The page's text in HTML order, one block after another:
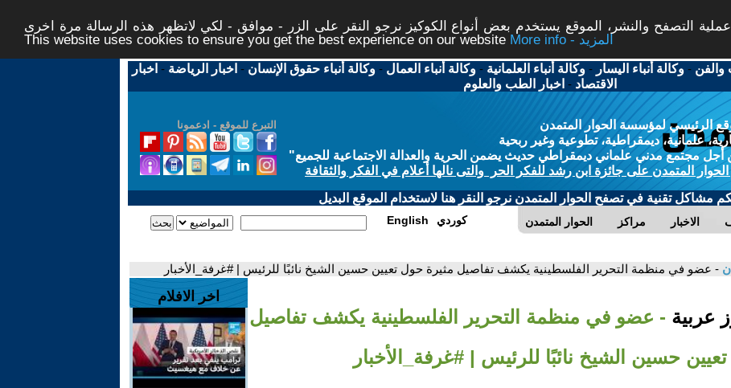
التصفح والنشر، الموقع يستخدم بعض أنواع الكوكيز نرجو النقر على الزر - موافق - لكي لاتظهر هذه الرسالة مرة اخرى -
This website uses cookies to ensure you get the best experience on our website
More info - المزيد
والفن -وكالة أنباء اليسار -وكالة أنباء العلمانية -وكالة أنباء العمال -وكالة أنباء حقوق الإنسان - اخبار الرياضة - اخبار
الاقتصاد - اخبار الطب والعلوم
التبرع للموقع - ادعمونا
الرئيسي لمؤسسة الحوار المتمدن
علمانية، ديمقراطية، تطوعية وغير ربحية
مجتمع مدني علماني ديمقراطي حديث يضمن الحرية والعدالة الاجتماعية للجميع"
المتمدن على جائزة ابن رشد للفكر الحر والتى نالها أعلام في الفكر والثقافة
مشاكل تقنية في تصفح الحوار المتمدن نرجو النقر هنا لاستخدام الموقع البديل
الحوار المتمدن مراكز الاخبار English كوردي
- عضو في منظمة التحرير الفلسطينية يكشف تفاصيل مثيرة حول تعيين حسين الشيخ نائبًا للرئيس | #غرفة_الأخبار
عربية - عضو في منظمة التحرير الفلسطينية يكشف تفاصيل
حسين الشيخ نائبًا للرئيس | #غرفة_الأخبار
اخر الافلام